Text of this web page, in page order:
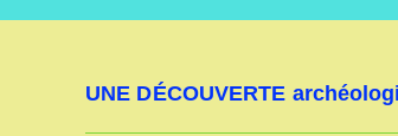
UNE DÉCOUVERTE